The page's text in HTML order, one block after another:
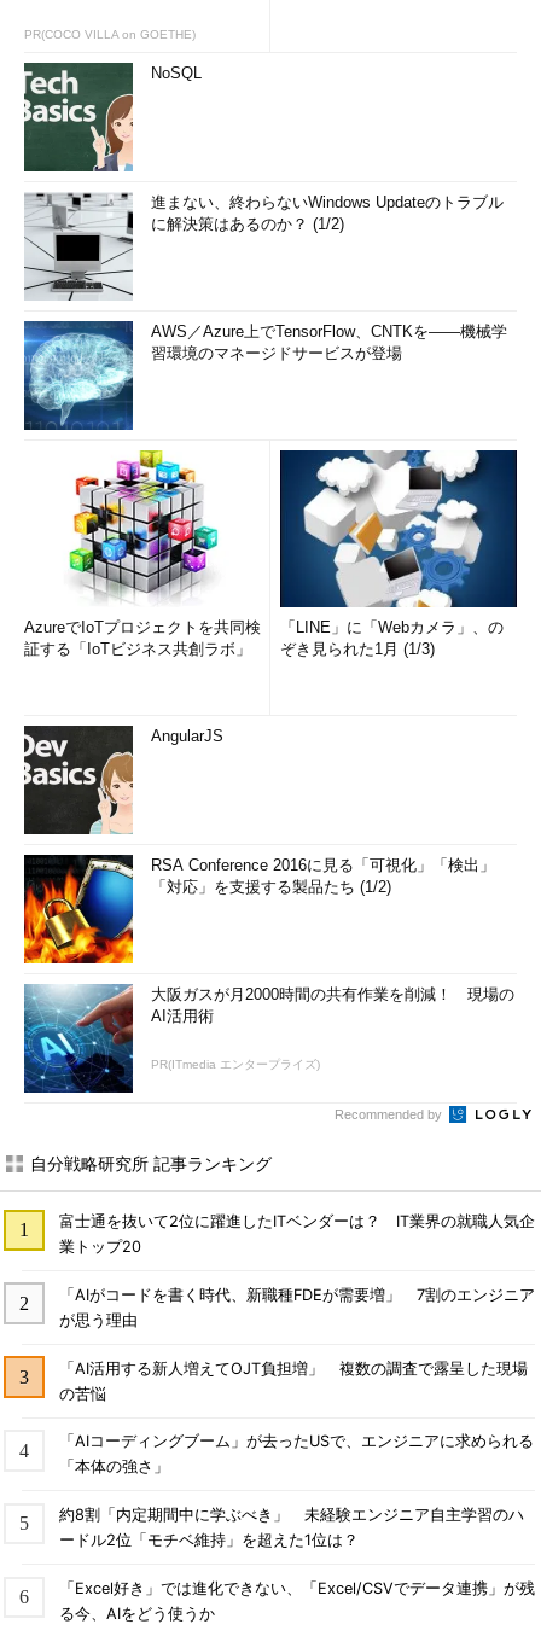
PR(COCO VILLA on GOETHE)
NoSQL
進まない、終わらないWindows Updateのトラブル
に解決策はあるのか？ (1/2)
AWS／Azure上でTensorFlow、CNTKを――機械学
習環境のマネージドサービスが登場
AzureでIoTプロジェクトを共同検
証する「IoTビジネス共創ラボ」
「LINE」に「Webカメラ」、の
ぞき見られた1月 (1/3)
AngularJS
RSA Conference 2016に見る「可視化」「検出」
「対応」を支援する製品たち (1/2)
大阪ガスが月2000時間の共有作業を削減！ 現場の
AI活用術
PR(ITmedia エンタープライズ)
Recommended by
自分戦略研究所 記事ランキング
富士通を抜いて2位に躍進したITベンダーは？ IT業界の就職人気企
業トップ20
「AIがコードを書く時代、新職種FDEが需要増」 7割のエンジニア
が思う理由
「AI活用する新人増えてOJT負担増」 複数の調査で露呈した現場
の苦悩
「AIコーディングブーム」が去ったUSで、エンジニアに求められる
「本体の強さ」
約8割「内定期間中に学ぶべき」 未経験エンジニア自主学習のハ
ードル2位「モチベ維持」を超えた1位は？
「Excel好き」では進化できない、「Excel/CSVでデータ連携」が残
る今、AIをどう使うか